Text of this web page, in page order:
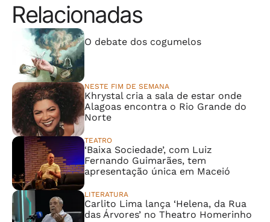
Relacionadas
O debate dos cogumelos
NESTE FIM DE SEMANA
Khrystal cria a sala de estar onde
Alagoas encontra o Rio Grande do
Norte
TEATRO
‘Baixa Sociedade’, com Luiz
Fernando Guimarães, tem
apresentação única em Maceió
LITERATURA
Carlito Lima lança ‘Helena, da Rua
das Árvores’ no Theatro Homerinho